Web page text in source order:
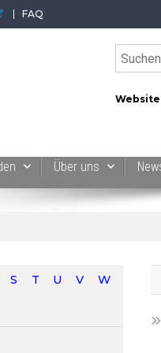
FAQ
Über uns
S T U V W